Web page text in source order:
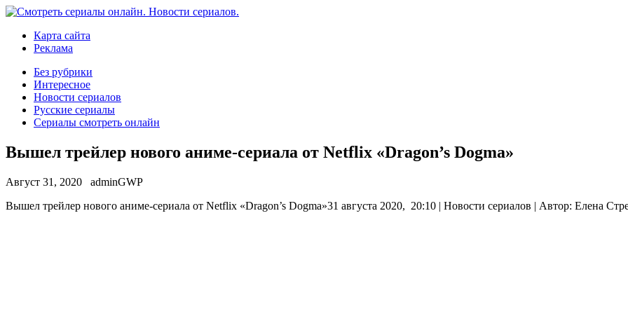
Карта сайта
Реклама
Без рубрики
Интересное
Новости сериалов
Русские сериалы
Сериалы смотреть онлайн
Вышел трейлер нового аниме-сериала от Netflix «Dragon’s Dogma»
Август 31, 2020
adminGWP
Вышeл трейлер нового аниме-сериала от Netflix «Dragon’s Dogma»31 августа 2020, 20:10 | Новости сериалов | Автор: Елена